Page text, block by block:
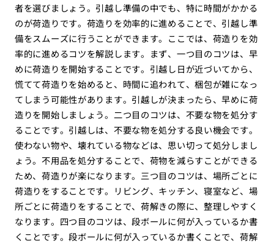
者を選びましょう。引越し準備の中でも、特に時間がかかる
のが荷造りです。荷造りを効率的に進めることで、引越し準
備をスムーズに行うことができます。ここでは、荷造りを効
率的に進めるコツを解説します。まず、一つ目のコツは、早
めに荷造りを開始することです。引越し日が近づいてから、
慌てて荷造りを始めると、時間に追われて、梱包が雑になっ
てしまう可能性があります。引越しが決まったら、早めに荷
造りを開始しましょう。二つ目のコツは、不要な物を処分す
ることです。引越しは、不要な物を処分する良い機会です。
使わない物や、壊れている物などは、思い切って処分しまし
ょう。不用品を処分することで、荷物を減らすことができる
ため、荷造りが楽になります。三つ目のコツは、場所ごとに
荷造りをすることです。リビング、キッチン、寝室など、場
所ごとに荷造りをすることで、荷解きの際に、整理しやすく
なります。四つ目のコツは、段ボールに何が入っているか書
くことです。段ボールに何が入っているか書くことで、荷解